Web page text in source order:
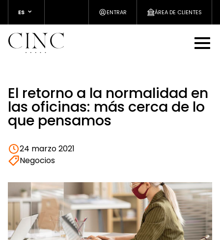
ES ENTRAR ÁREA DE CLIENTES
El retorno a la normalidad en
las oficinas: más cerca de lo
que pensamos
24 marzo 2021
Negocios